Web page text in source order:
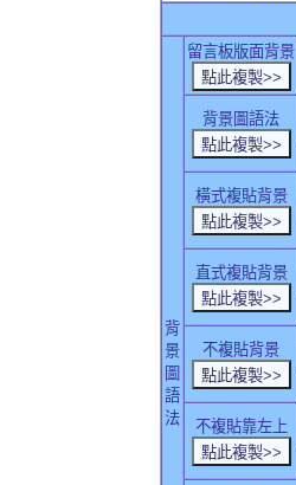
背
景
圖
語
法
留言板版面背景
背景圖語法
橫式複貼背景
直式複貼背景
不複貼背景
不複貼靠左上